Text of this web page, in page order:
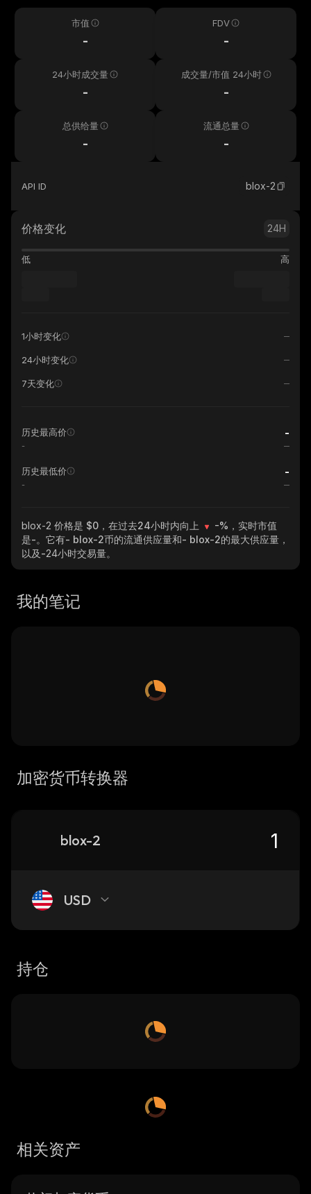
市值
-
FDV
-
24小时成交量
-
成交量/市值 24小时
-
总供给量
-
流通总量
-
API ID blox-2
价格变化 24H
低 高
1小时变化
24小时变化
7天变化
历史最高价 -
-
历史最低价 -
-
blox-2 价格是 $0，在过去24小时内向上 -% ，实时市值
是-。它有- blox-2币的流通供应量和- blox-2的最大供应量，
以及-24小时交易量。
我的笔记
加密货币转换器
blox-2
USD
持仓
相关资产